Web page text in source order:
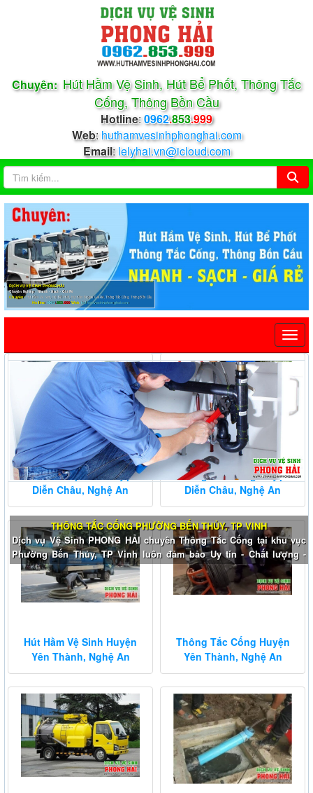
Chuyên: Hút Hầm Vệ Sinh, Hút Bể Phốt, Thông Tắc
Cống, Thông Bồn Cầu
Hotline:0962.853.999
Web: huthamvesinhphonghai.com
Email:lelyhai.vn@icloud.com
DỊCH VỤ VỆ SINH PHONG HẢI
Chuyên Nghiệp - Nhanh - Sạch - Giá Rẻ
Chuyên:Hút Hầm Vệ Sinh, Hút Bể Phốt, Hút hầm Biogas Giá Rẻ, Thông Tắc Cống, Thông Bồn Cầu
Hotline:0962.853.999Web:huthamvesinhphonghai.com
Hút Hầm Vệ Sinh Huyện
Diễn Châu, Nghệ An
Thông Tắc Cống Huyện
Diễn Châu, Nghệ An
Hút Hầm Vệ Sinh Huyện
Yên Thành, Nghệ An
Thông Tắc Cống Huyện
Yên Thành, Nghệ An
THÔNG TẮC CỐNG PHƯỜNG BẾN THỦY, TP VINH
Dịch vụ Vệ Sinh PHONG HẢI chuyên Thông Tắc Cống tại khu vục
Phường Bến Thủy, TP Vinh luôn đảm bảo Uy tín - Chất lượng -
Nhanh - Sạch - Chuyên nghiệp sẽ làm hài lòng Quý khách!